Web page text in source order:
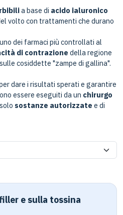
a base di acido ialuronico
volto con trattamenti che durano
dei farmaci più controllati al
di contrazione della regione
cosiddette "zampe di gallina".
dare i risultati sperati e garantire
essere eseguiti da un chirurgo
sostanze autorizzate e di
e sulla tossina